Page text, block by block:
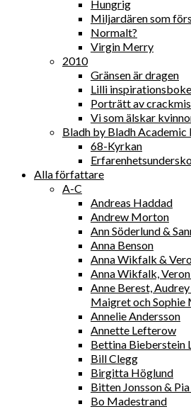
Hungrig
Miljardären som
Normalt?
Virgin Merry
2010
Gränsen är dragen
Lilli
Porträtt av
Vi som älskar
Bladh by Bladh Academic
68-Kyrkan
Alla författare
A-C
Andreas Haddad
Andrew Morton
Ann Söderlund &
Anna Benson
Anna Wikfalk &
Anna Wikfalk,
Anne Berest,
Maigret och Sophie
Annelie Andersson
Annette Lefterow
Bettina Bieberstein
Bill Clegg
Birgitta Höglund
Bitten Jonsson &
Bo Madestrand